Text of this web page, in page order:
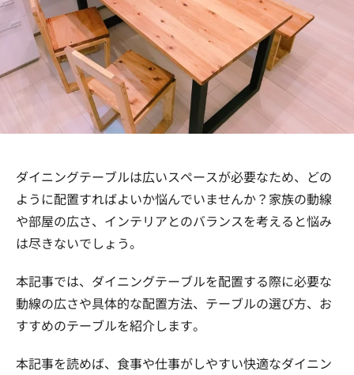
ダイニングテーブルは広いスペースが必要なため、どの
ように配置すればよいか悩んでいませんか？家族の動線
や部屋の広さ、インテリアとのバランスを考えると悩み
は尽きないでしょう。
本記事では、ダイニングテーブルを配置する際に必要な
動線の広さや具体的な配置方法、テーブルの選び方、お
すすめのテーブルを紹介します。
本記事を読めば、食事や仕事がしやすい快適なダイニン